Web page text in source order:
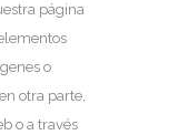
página
o
otra parte,
o a través